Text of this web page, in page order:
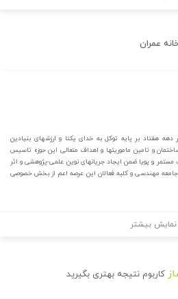
عمران
هفتاد بر پایه توکل به خدای یکتا و ارزشهای بنیادین
و تامین ماموریتها و اهداف متعالی این حوزه تاسیس
و پویا ضمن ایجاد جریانهای نوین علمی-پژوهشی و اثر
مهندسی و کلیه فعالان این عرصه اعم از بخش خصوصی
نمایش بیشتر
کاربوم نتیجه بهتری بگیرید